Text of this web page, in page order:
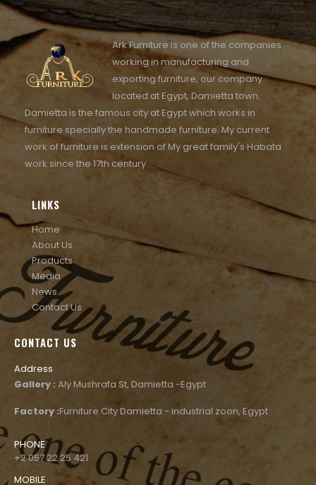
Ark Furniture is one of the companies
working in manufacturing and
exporting furniture, our company
located at Egypt, Damietta town.
Damietta is the famous city at Egypt which works in
furniture specially the handmade furniture. My current
work of furniture is extension of My great family's Habata
work since the 17th century
LINKS
Home
About Us
Products
Media
News
Contact Us
CONTACT US
Address
Gallery : Aly Mushrafa St, Damietta -Egypt
Factory :Furniture City Damietta - industrial zoon, Egypt
PHONE
+2 057 22 25 421
MOBILE